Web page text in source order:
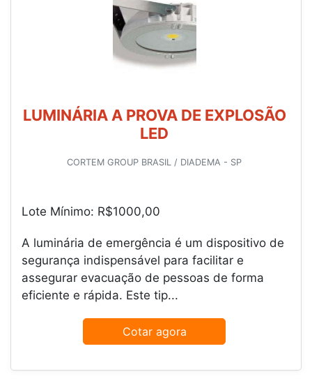
LUMINÁRIA A PROVA DE EXPLOSÃO
LED
CORTEM GROUP BRASIL / DIADEMA - SP
Lote Mínimo: R$1000,00
A luminária de emergência é um dispositivo de
segurança indispensável para facilitar e
assegurar evacuação de pessoas de forma
eficiente e rápida. Este tip...
Cotar agora